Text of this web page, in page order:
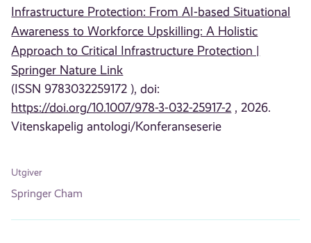
Infrastructure Protection: From AI-based Situational
Awareness to Workforce Upskilling: A Holistic
Approach to Critical Infrastructure Protection |
Springer Nature Link
(ISSN 9783032259172 ), doi:
https://doi.org/10.1007/978-3-032-25917-2 , 2026.
Vitenskapelig antologi/Konferanseserie
Utgiver
Springer Cham